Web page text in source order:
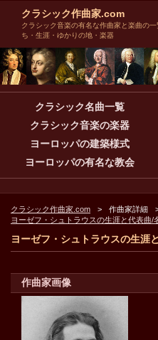
クラシック作曲家.com
クラシック音楽の有名な作曲家と楽曲の
ち・生涯・ゆかりの地・楽器
クラシック名曲一覧
クラシック音楽の楽器
ヨーロッパの建築様式
ヨーロッパの有名な教会
クラシック作曲家.com
作曲家詳細
ヨーゼフ・シュトラウスの生涯と代表曲/
ヨーゼフ・シュトラウスの生涯
作曲家画像